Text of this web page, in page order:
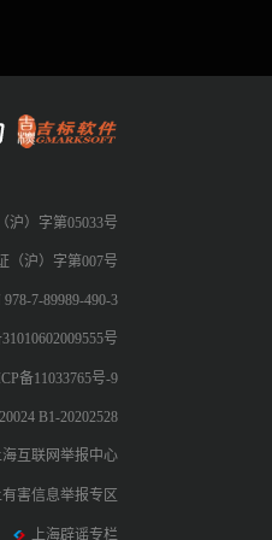
沪）字第05033号
（沪）字第007号
7-89989-490-3
号
备11033765号-9
B1-20202528
互联网举报中心
有害信息举报专区
上海辟谣专栏